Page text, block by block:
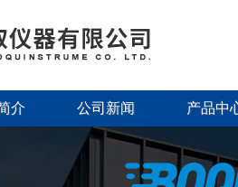
介 公司新闻 产品中